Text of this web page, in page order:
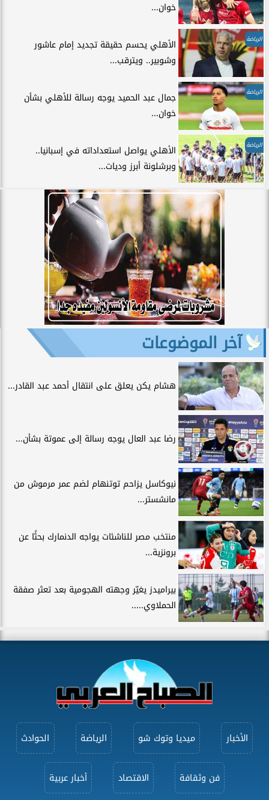
خوان...
الرياضة
الأهلي يحسم حقيقة تجديد إمام عاشور
وشوبير.. ويترقب...
الرياضة
جمال عبد الحميد يوجه رسالة للأهلي بشأن
خوان...
الرياضة
الأهلي يواصل استعداداته في إسبانيا..
وبرشلونة أبرز وديات...
آخر الموضوعات
هشام يكن يعلق على انتقال أحمد عبد القادر...
رضا عبد العال يوجه رسالة إلى عموتة بشأن...
نيوكاسل يزاحم توتنهام لضم عمر مرموش من
مانشستر...
منتخب مصر للناشئات يواجه الدنمارك بحثًا عن
برونزية...
بيراميدز يغيّر وجهته الهجومية بعد تعثر صفقة
الحملاوي.....
الأخبار ميديا وتوك شو الرياضة الحوادث
فن وثقافة الاقتصاد أخبار عربية